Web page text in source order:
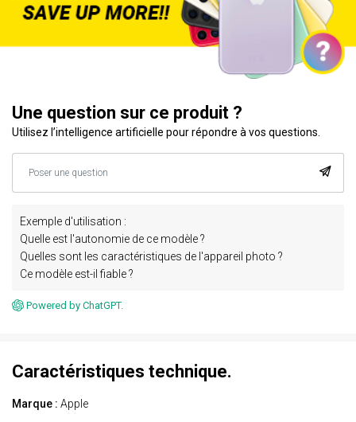
Une question sur ce produit ?
Utilisez l’intelligence artificielle pour répondre à vos questions.
Exemple d'utilisation :
Quelle est l'autonomie de ce modèle ?
Quelles sont les caractéristiques de l'appareil photo ?
Ce modèle est-il fiable ?
Powered by ChatGPT.
Caractéristiques technique.
Marque : Apple